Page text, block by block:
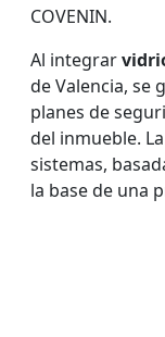
COVENIN.
Al integrar
de Valencia, se
planes de
del inmueble.
sistemas,
la base de una